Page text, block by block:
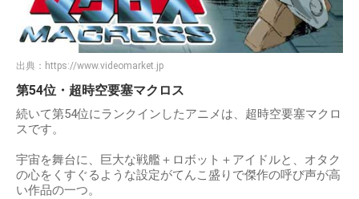
出典： https://www.videomarket.jp
第54位・超時空要塞マクロス
続いて第54位にランクインしたアニメは、超時空要塞マクロ
スです。
宇宙を舞台に、巨大な戦艦＋ロボット＋アイドルと、オタク
の心をくすぐるような設定がてんこ盛りで傑作の呼び声が高
い作品の一つ。